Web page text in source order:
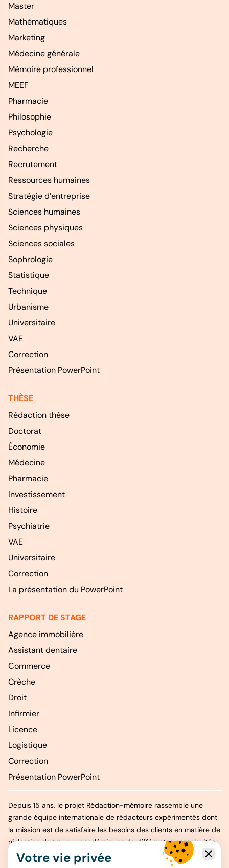
Master
Mathématiques
Marketing
Médecine générale
Mémoire professionnel
MEEF
Pharmacie
Philosophie
Psychologie
Recherche
Recrutement
Ressources humaines
Stratégie d’entreprise
Sciences humaines
Sciences physiques
Sciences sociales
Sophrologie
Statistique
Technique
Urbanisme
Universitaire
VAE
Correction
Présentation PowerPoint
THÈSE
Rédaction thèse
Doctorat
Économie
Médecine
Pharmacie
Investissement
Histoire
Psychiatrie
VAE
Universitaire
Correction
La présentation du PowerPoint
RAPPORT DE STAGE
Agence immobilière
Assistant dentaire
Сommerce
Crèche
Droit
Infirmier
Licence
Logistique
Correction
Présentation PowerPoint
Depuis 15 ans, le projet Rédaction-mémoire rassemble une
grande équipe internationale de rédacteurs expérimentés dont
la mission est de satisfaire les besoins des clients en matière de
rédaction de travaux académiques de différentes complexités :
dissertations, mémoires, thèses, rapports de stage, etc.
Votre vie privée